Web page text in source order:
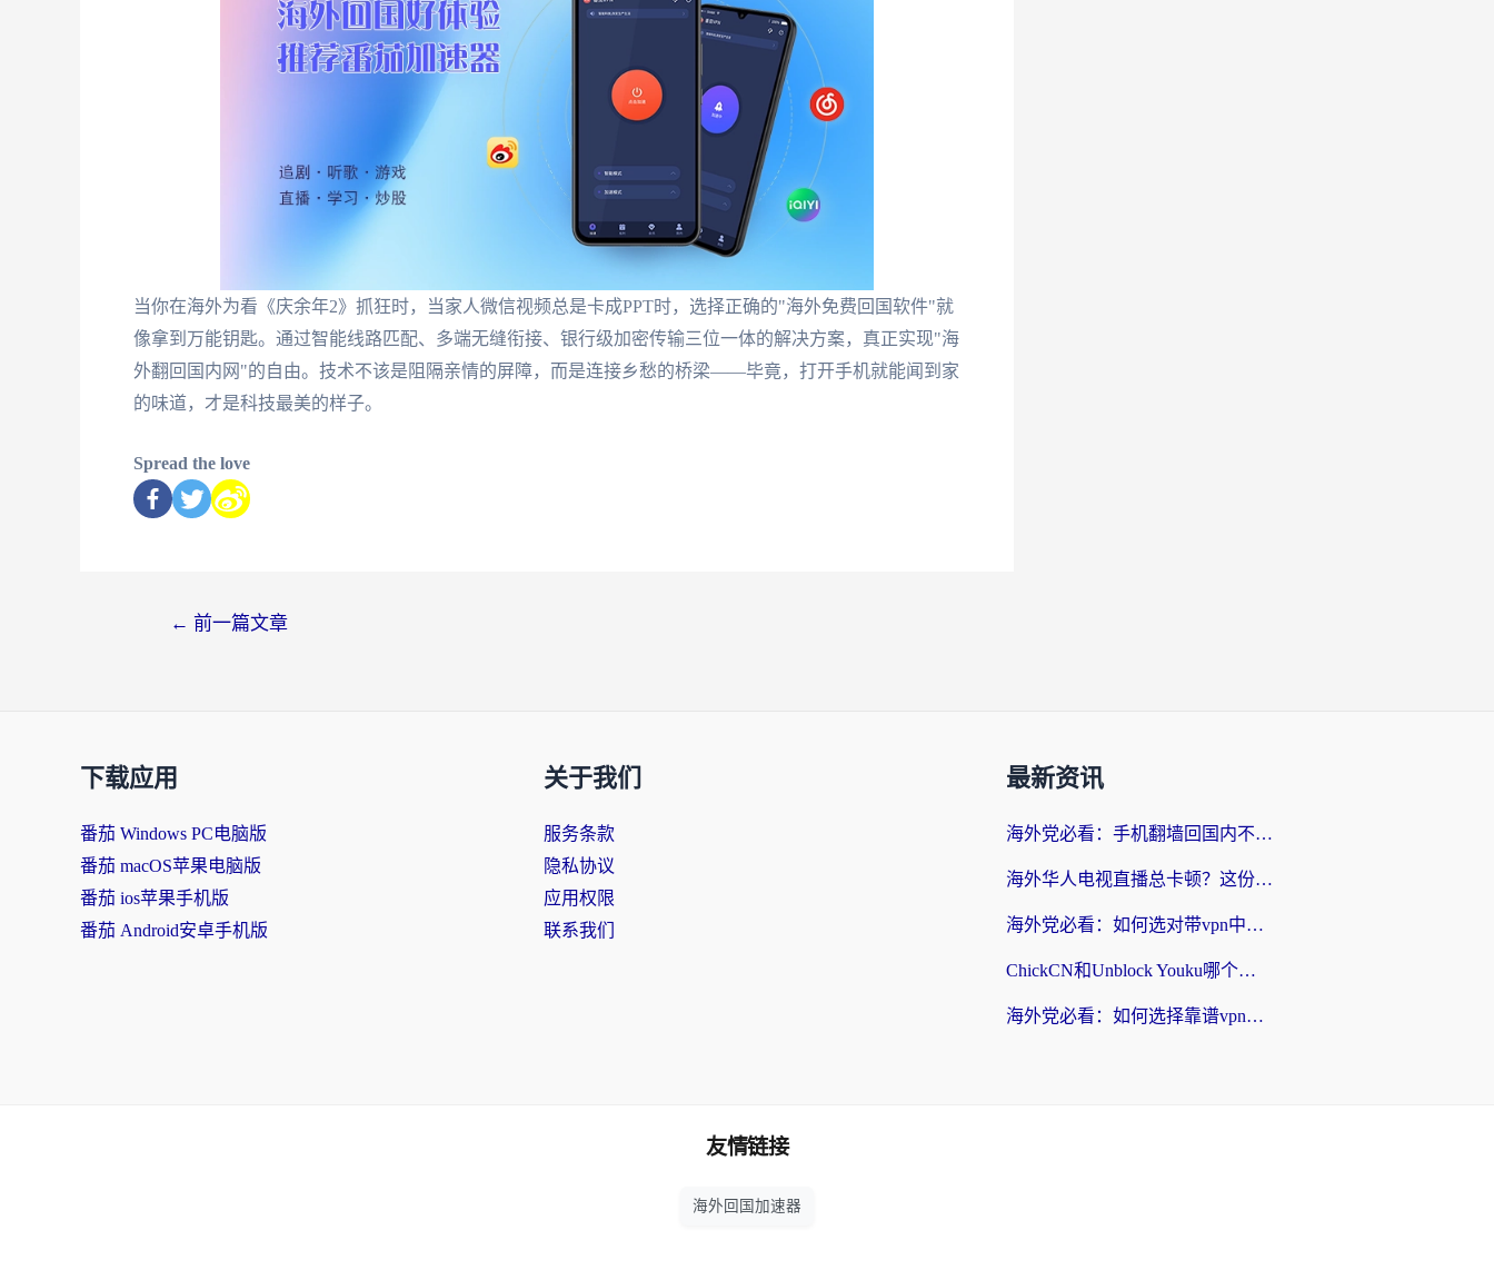
当你在海外为看《庆余年2》抓狂时，当家人微信视频总是卡成PPT时，选择正确的"海外免费回国软件"就
像拿到万能钥匙。通过智能线路匹配、多端无缝衔接、银行级加密传输三位一体的解决方案，真正实现"海
外翻回国内网"的自由。技术不该是阻隔亲情的屏障，而是连接乡愁的桥梁——毕竟，打开手机就能闻到家
的味道，才是科技最美的样子。
Spread the love
← 前一篇文章
下载应用
番茄 Windows PC电脑版
番茄 macOS苹果电脑版
番茄 ios苹果手机版
番茄 Android安卓手机版
关于我们
服务条款
隐私协议
应用权限
联系我们
最新资讯
海外党必看：手机翻墙回国内不再难，一篇搞定无缝访问国内资源指南
海外华人电视直播总卡顿？这份回国加速器选择指南帮你无缝看国内资源
海外党必看：如何选对带vpn中国节点的加速器？无缝访问国内资源全攻略
ChickCN和Unblock Youku哪个好？海外党亲测4款热门回国加速器，附避坑指南
海外党必看：如何选择靠谱vpn加速器官网？轻松解决国内APP地区限制
友情链接
海外回国加速器